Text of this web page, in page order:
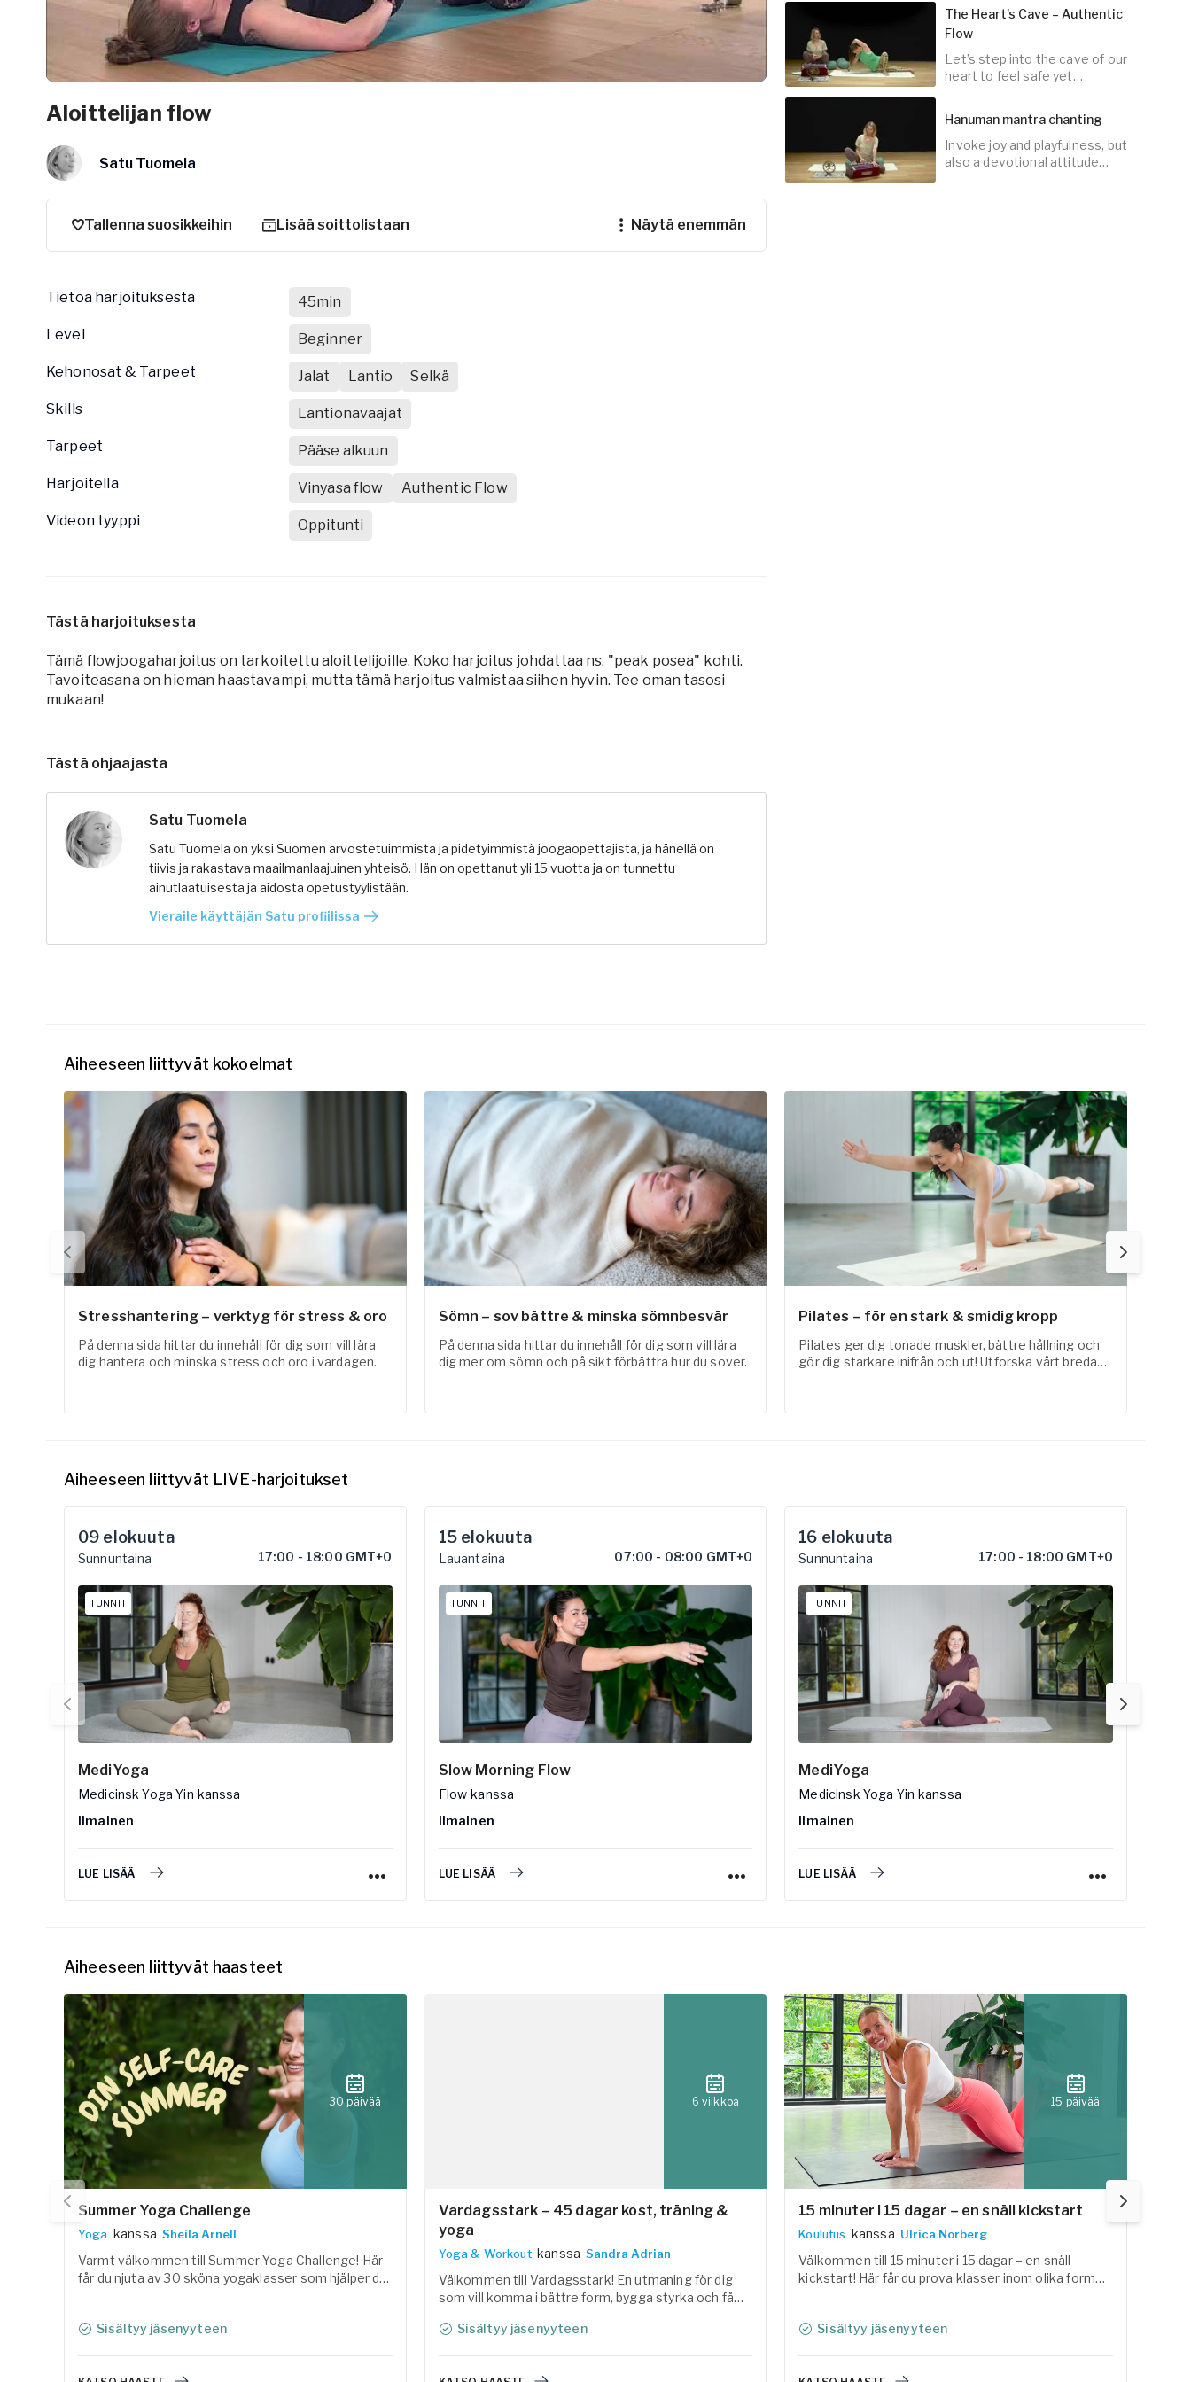
Aloittelijan flow
Satu Tuomela
Tallenna suosikkeihin Lisää soittolistaan näytä enemmän
Tietoa harjoituksesta
45min
Level
Beginner
Kehonosat & Tarpeet
Jalat Lantio
Selkä
Skills
Lantionavaajat
Tarpeet
Pääse alkuun
Harjoitella
Vinyasa flow
Authentic Flow
Videon tyyppi
Oppitunti
Tästä harjoituksesta
Tämä flowjoogaharjoitus on tarkoitettu aloittelijoille. Koko harjoitus johdattaa ns. "peak posea" kohti.
Tavoiteasana on hieman haastavampi, mutta tämä harjoitus valmistaa siihen hyvin. Tee oman tasosi
mukaan!
Tästä ohjaajasta
Satu Tuomela
Satu Tuomela on yksi Suomen arvostetuimmista ja pidetyimmistä joogaopettajista, ja hänellä on
tiivis ja rakastava maailmanlaajuinen yhteisö. Hän on opettanut yli 15 vuotta ja on tunnettu
ainutlaatuisesta ja aidosta opetustyylistään.
Vieraile käyttäjän Satu profiilissa
45min
45min
The Heart's Cave – Authentic
Flow
Let’s step into the cave of our
heart to feel safe yet
Hanuman mantra chanting
Invoke joy and playfulness, but
also a devotional attitude
Aiheeseen liittyvät kokoelmat
Stresshantering – verktyg för stress & oro
På denna sida hittar du innehåll för dig som vill lära
dig hantera och minska stress och oro i vardagen.
Sömn – sov bättre & minska sömnbesvär
På denna sida hittar du innehåll för dig som vill lära
dig mer om sömn och på sikt förbättra hur du sover.
Pilates – för en stark & smidig kropp
Pilates ger dig tonade muskler, bättre hållning och
gör dig starkare inifrån och ut! Utforska vårt breda
Aiheeseen liittyvät LIVE-harjoitukset
09 elokuuta
Sunnuntaina 17:00 - 18:00 GMT+0
TUNNIT
MediYoga
Medicinsk Yoga Yin kanssa
Ilmainen
LUE LISÄÄ
15 elokuuta
Lauantaina 07:00 - 08:00 GMT+0
TUNNIT
Slow Morning Flow
Flow kanssa
Ilmainen
LUE LISÄÄ
16 elokuuta
Sunnuntaina 17:00 - 18:00 GMT+0
TUNNIT
MediYoga
Medicinsk Yoga Yin kanssa
Ilmainen
LUE LISÄÄ
Aiheeseen liittyvät haasteet
30 päivää
Summer Yoga Challenge
Yoga kanssa Sheila Arnell
Varmt välkommen till Summer Yoga Challenge! Här
får du njuta av 30 sköna yogaklasser som hjälper dig
Sisältyy jäsenyyteen
6 viikkoa
Vardagsstark – 45 dagar kost, träning &
yoga
Yoga & Workout kanssa Sandra Adrian
Välkommen till Vardagsstark! En utmaning för dig
som vill komma i bättre form, bygga styrka och få
Matkasse har vi samlat träning, yoga, återhämtning
Sisältyy jäsenyyteen
15 päivää
15 minuter i 15 dagar – en snäll kickstart
Koulutus kanssa Ulrica Norberg
Välkommen till 15 minuter i 15 dagar – en snäll
kickstart! Här får du prova klasser inom olika former
Sisältyy jäsenyyteen